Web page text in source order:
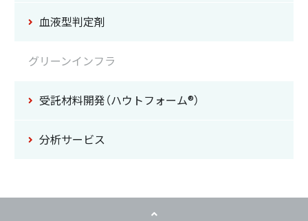
血液型判定剤
グリーンインフラ
受託材料開発（ハウトフォーム®）
分析サービス